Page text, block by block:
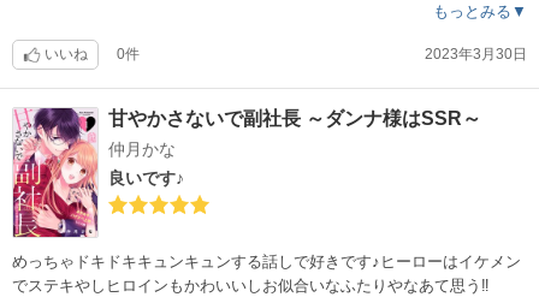
もっとみる▼
いいね 0件 2023年3月30日
甘やかさないで副社長 ～ダンナ様はSSR～
仲月かな
良いです♪
めっちゃドキドキキュンキュンする話しで好きです♪ヒーローはイケメン
でステキやしヒロインもかわいいしお似合いなふたりやなあて思う‼︎